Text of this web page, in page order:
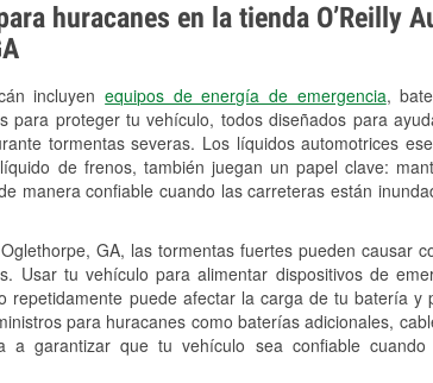
huracanes en la tienda O’Reilly
incluyenequipos de energía de emergencia,
para proteger tu vehículo, todos diseñados para
tormentas severas. Los líquidos automotrices
de frenos, también juegan un papel clave:
manera confiable cuando las carreteras están
GA, las tormentas fuertes pueden causar
Usar tu vehículo para alimentar dispositivos de
repetidamente puede afectar la carga de tu batería y
para huracanes como baterías adicionales,
a garantizar que tu vehículo sea confiable